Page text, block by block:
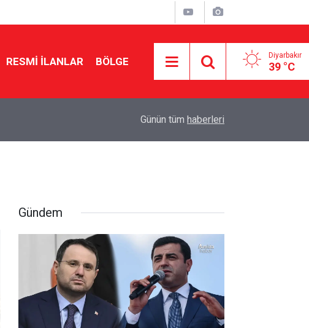
RESMI İLANLAR BÖLGE Diyarbakır
39 °C
Diyarbakır’da sürücülere uyarı: İki noktada
Günün tüm haberleri
Gündem